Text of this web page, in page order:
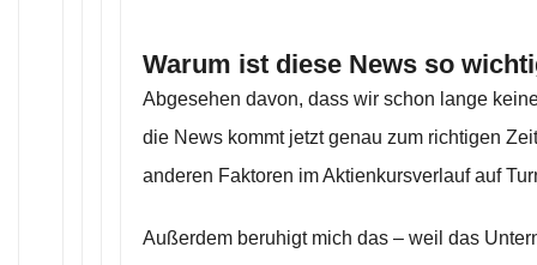
Warum ist diese News so
Abgesehen davon, dass wir schon lange
die News kommt jetzt genau zum richtigen
anderen Faktoren im Aktienkursverlauf auf
Außerdem beruhigt mich das – weil das